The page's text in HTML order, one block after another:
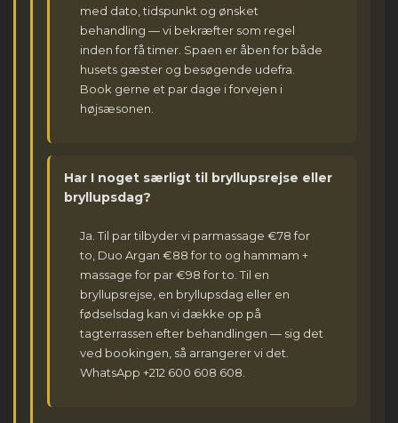
med dato, tidspunkt og ønsket
behandling — vi bekræfter som regel
inden for få timer. Spaen er åben for både
husets gæster og besøgende udefra.
Book gerne et par dage i forvejen i
højsæsonen.
Har I noget særligt til bryllupsrejse eller
bryllupsdag?
Ja. Til par tilbyder vi parmassage €78 for
to, Duo Argan €88 for to og hammam +
massage for par €98 for to. Til en
bryllupsrejse, en bryllupsdag eller en
fødselsdag kan vi dække op på
tagterrassen efter behandlingen — sig det
ved bookingen, så arrangerer vi det.
WhatsApp +212 600 608 608.